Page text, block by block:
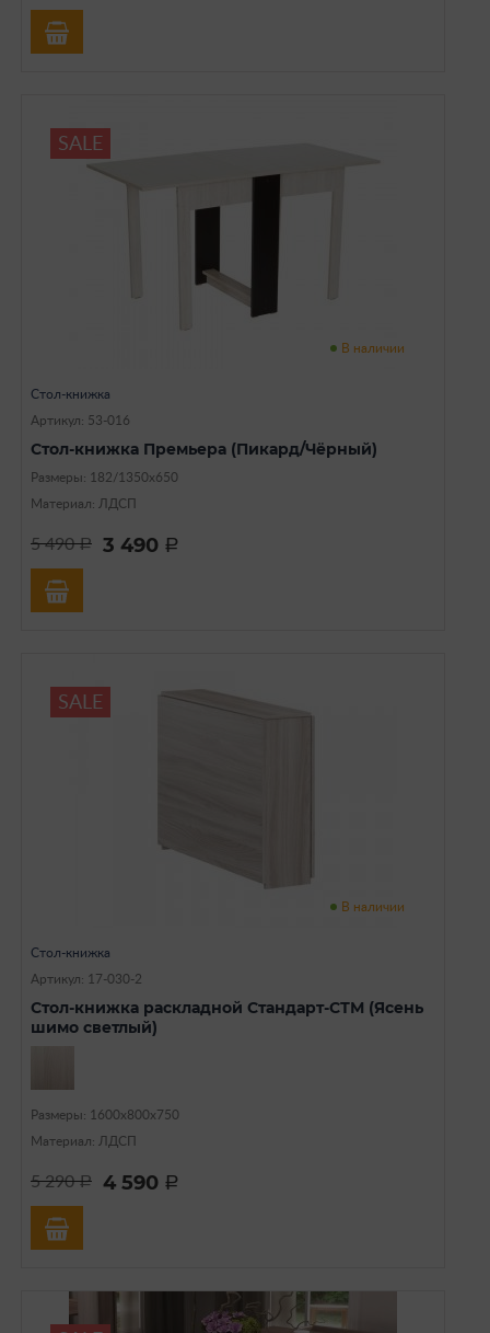
SALE
В наличии
Стол-книжка
Артикул: 53-016
Стол-книжка Премьера (Пикард/Чёрный)
Размеры: 182/1350х650
Материал: ЛДСП
5 490a 3 490 a
SALE
В наличии
Стол-книжка
Артикул: 17-030-2
Стол-книжка раскладной Стандарт-СТМ (Ясень
шимо светлый)
Размеры: 1600х800х750
Материал: ЛДСП
5 290a 4 590 a